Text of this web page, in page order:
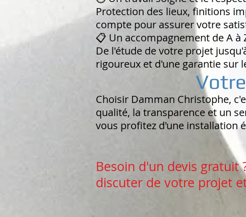
Protection des lieux, finitions
compte pour assurer votre
📋 Un accompagnement de A à
De l'étude de votre projet
rigoureux et d'une garantie sur
Choisir Damman Christophe,
qualité, la transparence et un
vous profitez d'une installation
Besoin d'un devis
discuter de votre projet